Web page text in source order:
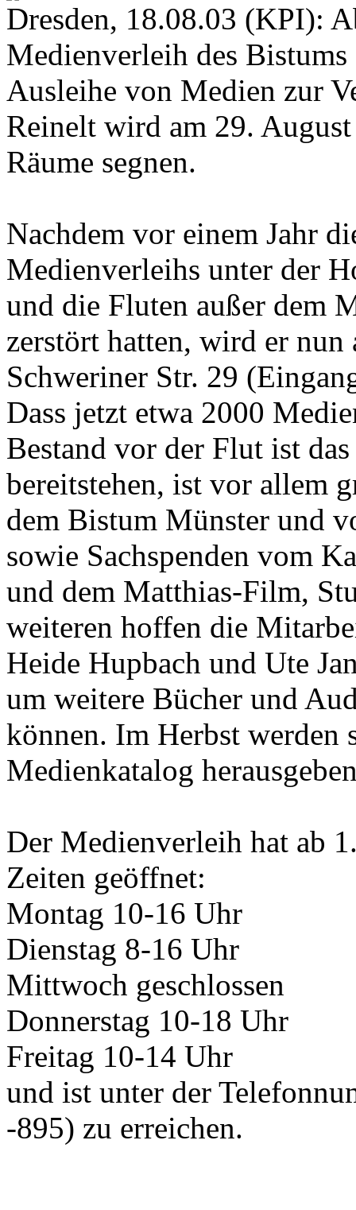
Dresden, 18.08.03 (KPI):
Medienverleih des
Ausleihe von Medien zur
Reinelt wird am 29.
Räume segnen.
Nachdem vor einem Jahr
Medienverleihs unter der
und die Fluten außer dem
zerstört hatten, wird er nun
Schweriner Str. 29
Dass jetzt etwa 2000
Bestand vor der Flut ist
bereitstehen, ist vor allem
dem Bistum Münster und
sowie Sachspenden vom
und dem Matthias-Film,
weiteren hoffen die
Heide Hupbach und Ute
um weitere Bücher und
können. Im Herbst werden
Medienkatalog
Der Medienverleih hat ab
Zeiten geöffnet:
Montag 10-16 Uhr
Dienstag 8-16 Uhr
Mittwoch geschlossen
Donnerstag 10-18 Uhr
Freitag 10-14 Uhr
und ist unter der
-895) zu erreichen.